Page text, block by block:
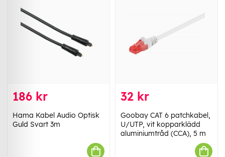
186 kr
Hama Kabel Audio Optisk
Guld Svart 3m
32 kr
Goobay CAT 6 patchkabel,
U/UTP, vit kopparklädd
aluminiumtråd (CCA), 5 m